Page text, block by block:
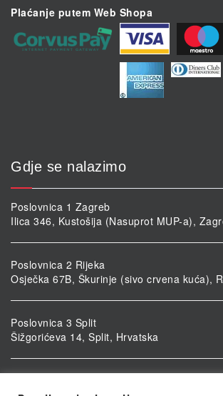
Plaćanje putem Web Shopa
Gdje se nalazimo
Poslovnica 1 Zagreb
Ilica 346, Kustošija (Nasuprot MUP-a),
Poslovnica 2 Rijeka
Osječka 67B, Škurinje (sivo crvena kuća),
Poslovnica 3 Split
Šižgorićeva 14, Split, Hrvatska